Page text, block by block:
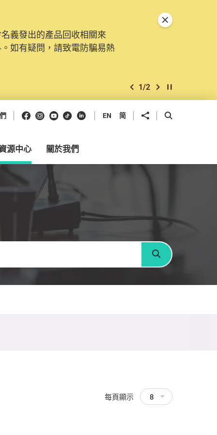
義發出的產品回收相關來
如有疑問，請致電防騙易熱
上一個
1/2 下一個開始/暫停幻燈
關閉特別通告
Facebook
Instagram
Youtube
抖音領英 EN 简 分享到 開啟搜尋框
源中心 關於我們
搜尋
每頁顯示 8